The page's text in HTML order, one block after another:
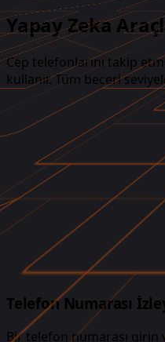
Yapay Zeka
Cep telefonlarını takip
kullanır. Tüm beceri
Telefon Numarası
Bir telefon numarası girin